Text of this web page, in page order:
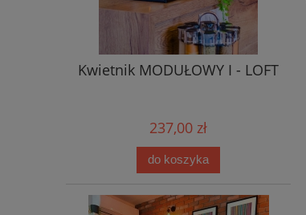
Kwietnik MODUŁOWY I - LOFT
237,00 zł
do koszyka